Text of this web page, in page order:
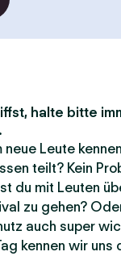
halte bitte
Leute
teilt? Kein
du mit Leuten
zu gehen?
auch super
kennen wir uns